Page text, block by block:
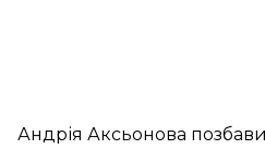
Андрія Аксьонова